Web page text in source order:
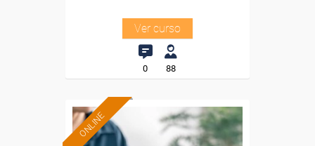
Ver curso
0 88
ONLINE